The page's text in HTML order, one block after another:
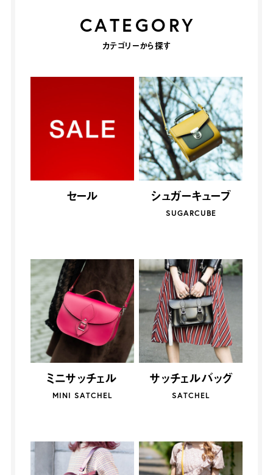
CATEGORY
カテゴリーから探す
セール シュガーキューブ
SUGARCUBE
ミニサッチェル
MINI SATCHEL
サッチェルバッグ
SATCHEL